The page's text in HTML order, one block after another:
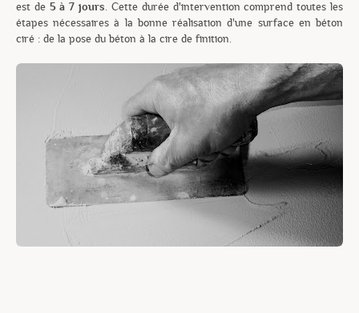
est de 5 à 7 jours. Cette durée d'intervention comprend toutes les
étapes nécessaires à la bonne réalisation d'une surface en béton
ciré : de la pose du béton à la cire de finition.